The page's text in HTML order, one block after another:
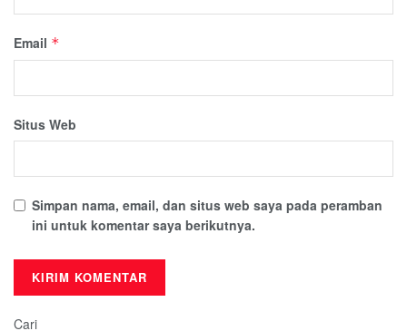
Email *
Situs Web
Simpan nama, email, dan situs web saya pada peramban
ini untuk komentar saya berikutnya.
Cari